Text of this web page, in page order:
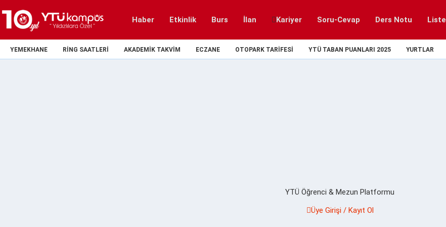
Haber Etkinlik Burs İlan Kariyer Soru-Cevap Ders Notu Liste
YEMEKHANE RING SAATLERI AKADEMIK TAKVIM ECZANE OTOPARK TARIFESI YTÜ TABAN PUANLARI 2025 YURTLAR
YTÜ Öğrenci & Mezun Platformu
Üye Girişi / Kayıt Ol